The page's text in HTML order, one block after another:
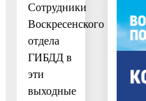
Сотрудники
Воскресенского
отдела
ГИБДД в
эти
выходные